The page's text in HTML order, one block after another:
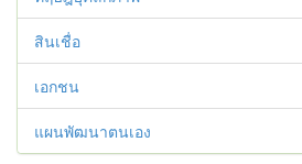
สินเชื่อ
เอกชน
แผนพัฒนาตนเอง